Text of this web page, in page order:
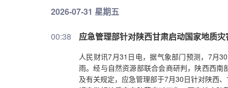
2026-07-31 星期五
00:38 应急管理部针对陕西甘肃启动国家地质
人民财讯7月31日电，据气象部门预测，7月
雨。经与自然资源部联合会商研判，陕西西
及有关规定，应急管理部于7月30日针对陕西